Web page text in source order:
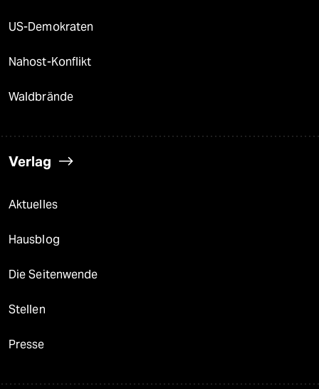
US-Demokraten
Nahost-Konflikt
Waldbrände
Verlag
Aktuelles
Hausblog
Die Seitenwende
Stellen
Presse